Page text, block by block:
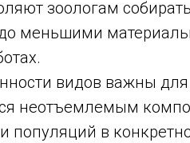
зоологам
меньшими
видов важны для
неотъемлемым
популяций в